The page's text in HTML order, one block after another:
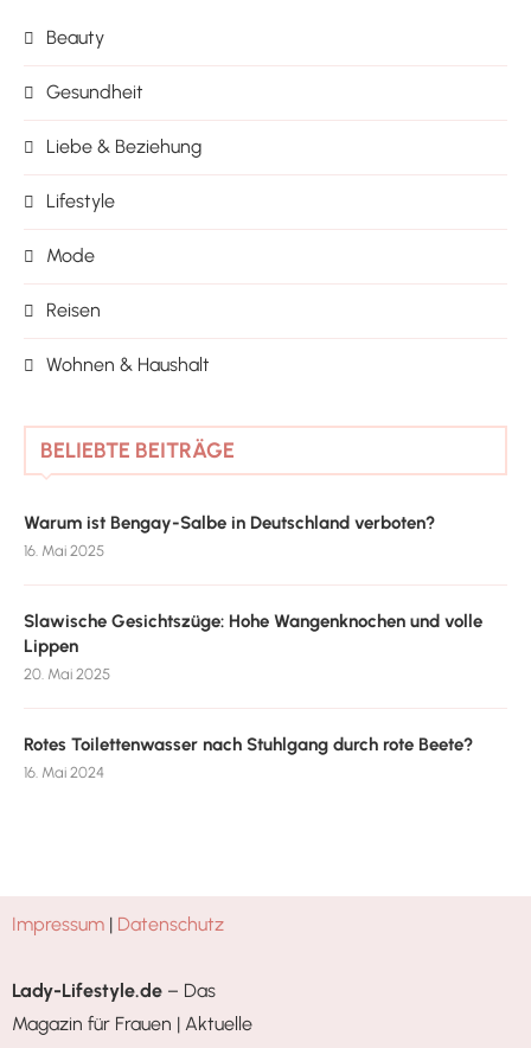
Beauty
Gesundheit
Liebe & Beziehung
Lifestyle
Mode
Reisen
Wohnen & Haushalt
BELIEBTE BEITRÄGE
Warum ist Bengay-Salbe in Deutschland verboten?
16. Mai 2025
Slawische Gesichtszüge: Hohe Wangenknochen und volle
Lippen
20. Mai 2025
Rotes Toilettenwasser nach Stuhlgang durch rote Beete?
16. Mai 2024
Impressum | Datenschutz
Lady-Lifestyle.de – Das
Magazin für Frauen | Aktuelle